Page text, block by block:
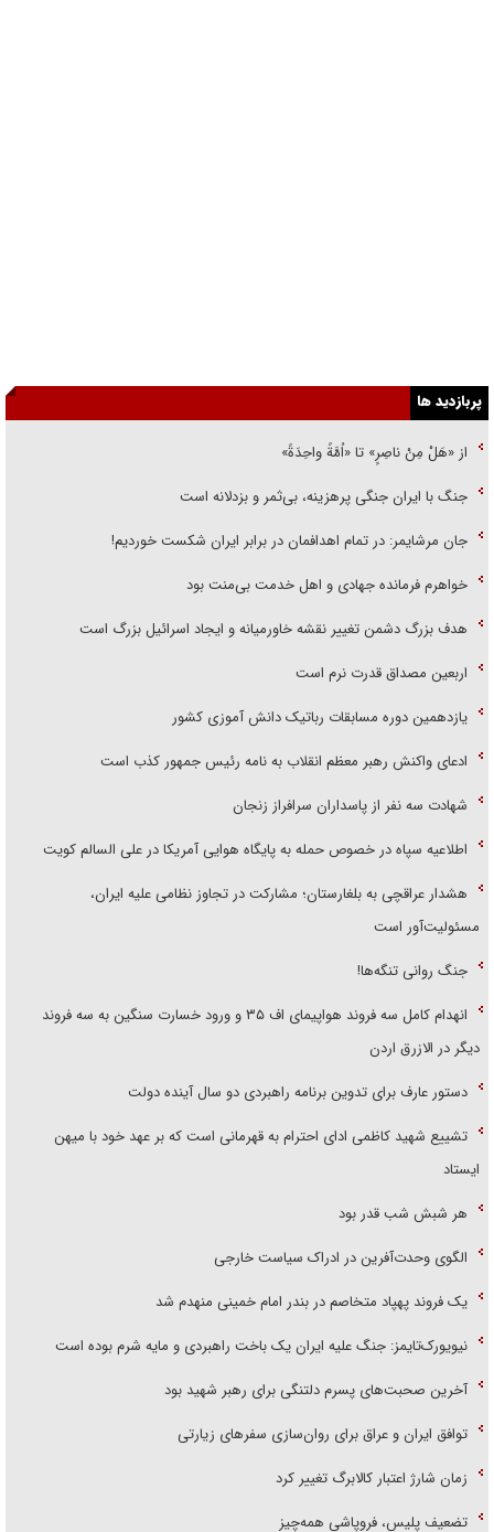
پربازدید ها
از «هَلْ مِنْ ناصِرٍ» تا «اُمَّةً واحِدَةً»
جنگ با ایران جنگی پرهزینه، بی‌ثمر و بزدلانه است
جان مرشایمر: در تمام اهدافمان در برابر ایران شکست خوردیم!
خواهرم فرمانده جهادی و اهل خدمت بی‌منت بود
هدف بزرگ دشمن تغییر نقشه خاورمیانه و ایجاد اسرائیل بزرگ است
اربعین مصداق قدرت نرم است
یازدهمین دوره مسابقات رباتیک دانش آموزی کشور
ادعای واکنش رهبر معظم انقلاب به نامه رئیس جمهور کذب است
شهادت سه نفر از پاسداران سرافراز زنجان
اطلاعیه سپاه در خصوص حمله به پایگاه هوایی آمریکا در علی السالم کویت
هشدار عراقچی به بلغارستان؛ مشارکت در تجاوز نظامی علیه ایران،
مسئولیت‌آور است
جنگ روانی تنگه‌ها!
انهدام کامل سه فروند هواپیمای اف ۳۵ و ورود خسارت سنگین به سه فروند
دیگر در الازرق اردن
دستور عارف برای تدوین برنامه راهبردی دو سال آینده دولت
تشییع شهید کاظمی ادای احترام به قهرمانی است که بر عهد خود با میهن
ایستاد
هر شبش شب قدر بود
الگوی وحدت‌آفرین در ادراک سیاست خارجی
یک فروند پهپاد متخاصم در بندر امام خمینی منهدم شد
نیویورک‌تایمز: جنگ علیه ایران یک باخت راهبردی و مایه شرم بوده است
آخرین صحبت‌های پسرم دلتنگی برای رهبر شهید بود
توافق ایران و عراق برای روان‌سازی سفر‌های زیارتی
زمان شارژ اعتبار کالابرگ تغییر کرد
تضعیف پلیس، فروپاشی همه‌چیز